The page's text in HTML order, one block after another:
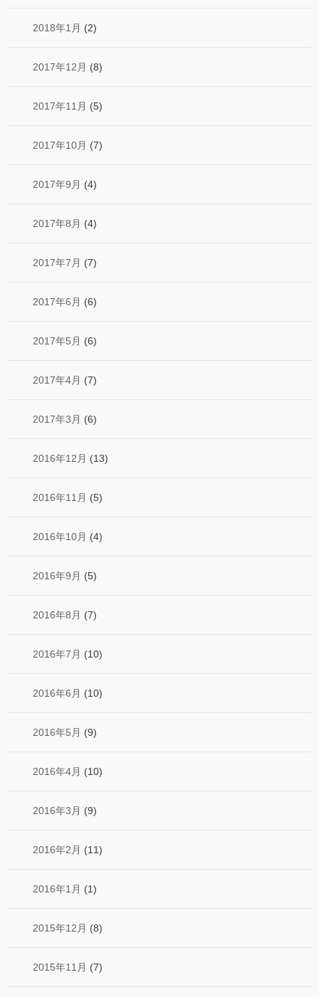
2018年1月 (2)
2017年12月 (8)
2017年11月 (5)
2017年10月 (7)
2017年9月 (4)
2017年8月 (4)
2017年7月 (7)
2017年6月 (6)
2017年5月 (6)
2017年4月 (7)
2017年3月 (6)
2016年12月 (13)
2016年11月 (5)
2016年10月 (4)
2016年9月 (5)
2016年8月 (7)
2016年7月 (10)
2016年6月 (10)
2016年5月 (9)
2016年4月 (10)
2016年3月 (9)
2016年2月 (11)
2016年1月 (1)
2015年12月 (8)
2015年11月 (7)